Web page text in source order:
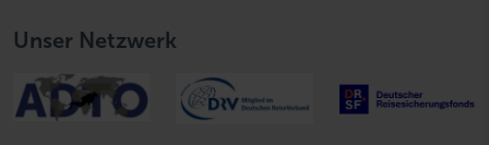
Unser Netzwerk